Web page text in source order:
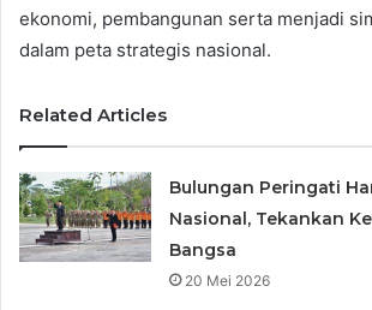
ekonomi, pembangunan serta menjadi
dalam peta strategis nasional.
Related Articles
Bulungan Peringati
Nasional, Tekankan
Bangsa
20 Mei 2026